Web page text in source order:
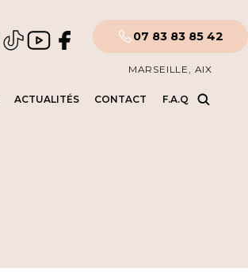
07 83 83 85 42
MARSEILLE, AIX
ACTUALITÉS CONTACT F.A.Q